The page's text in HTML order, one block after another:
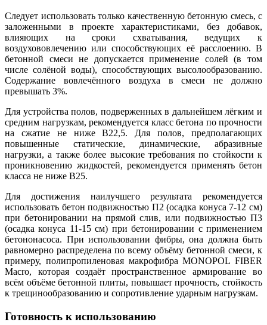
Следует использовать только качественную бетонную смесь, с
заложенными в проекте характеристиками, без добавок,
влияющих на сроки схватывания, ведущих к
воздухововлечению или способствующих её расслоению. В
бетонной смеси не допускается применение солей (в том
числе солёной воды), способствующих высолообразованию.
Содержание вовлечённого воздуха в смеси не должно
превышать 3%.
Для устройства полов, подверженных в дальнейшем лёгким и
средним нагрузкам, рекомендуется класс бетона по прочности
на сжатие не ниже B22,5. Для полов, предполагающих
повышенные статические, динамические, абразивные
нагрузки, а также более высокие требования по стойкости к
проникновению жидкостей, рекомендуется применять бетон
класса не ниже B25.
Для достижения наилучшего результата рекомендуется
использовать бетон подвижностью П2 (осадка конуса 7-12 см)
при бетонировании на прямой слив, или подвижностью П3
(осадка конуса 11-15 см) при бетонировании с применением
бетононасоса. При использовании фибры, она должна быть
равномерно распределена по всему объёму бетонной смеси, к
примеру, полипропиленовая макрофибра MONOPOL FIBER
Macro, которая создаёт пространственное армирование во
всём объёме бетонной плиты, повышает прочность, стойкость
к трещинообразованию и сопротивление ударным нагрузкам.
Готовность к использованию